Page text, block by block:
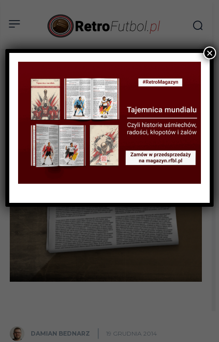
HISTORYCZNE MECZE
Finał białego konia
DAMIAN BEDNARZ 19 GRUDNIA 2014
×